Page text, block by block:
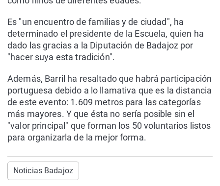
Es "un encuentro de familias y de ciudad", ha
determinado el presidente de la Escuela, quien ha
dado las gracias a la Diputación de Badajoz por
"hacer suya esta tradición".
Además, Barril ha resaltado que habrá participación
portuguesa debido a lo llamativa que es la distancia
de este evento: 1.609 metros para las categorías
más mayores. Y que ésta no sería posible sin el
"valor principal" que forman los 50 voluntarios listos
para organizarla de la mejor forma.
Noticias Badajoz